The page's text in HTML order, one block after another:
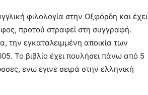
φιλολογία στην Οξφόρδη και έχει
προτού στραφεί στη συγγραφή.
την εγκαταλειμμένη αποικία των
Το βιβλίο έχει πουλήσει πάνω από 5
ενώ έγινε σειρά στην ελληνική